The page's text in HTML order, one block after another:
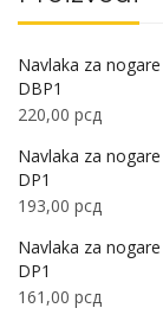
Navlaka za
DBP1
220,00 рсд
Navlaka za
DP1
193,00 рсд
Navlaka za
DP1
161,00 рсд